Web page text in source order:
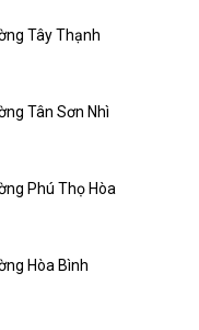
Tây Thạnh
Tân Sơn Nhì
Phú Thọ Hòa
Hòa Bình